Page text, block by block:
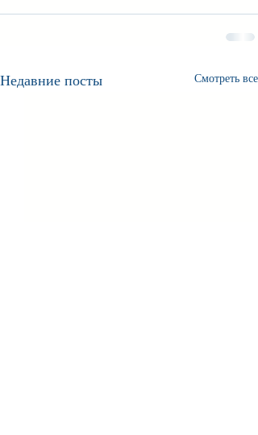
Недавние посты Смотреть все